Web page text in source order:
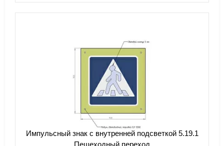
Импульсный знак с внутренней подсветкой 5.19.1
Пешеходный переход